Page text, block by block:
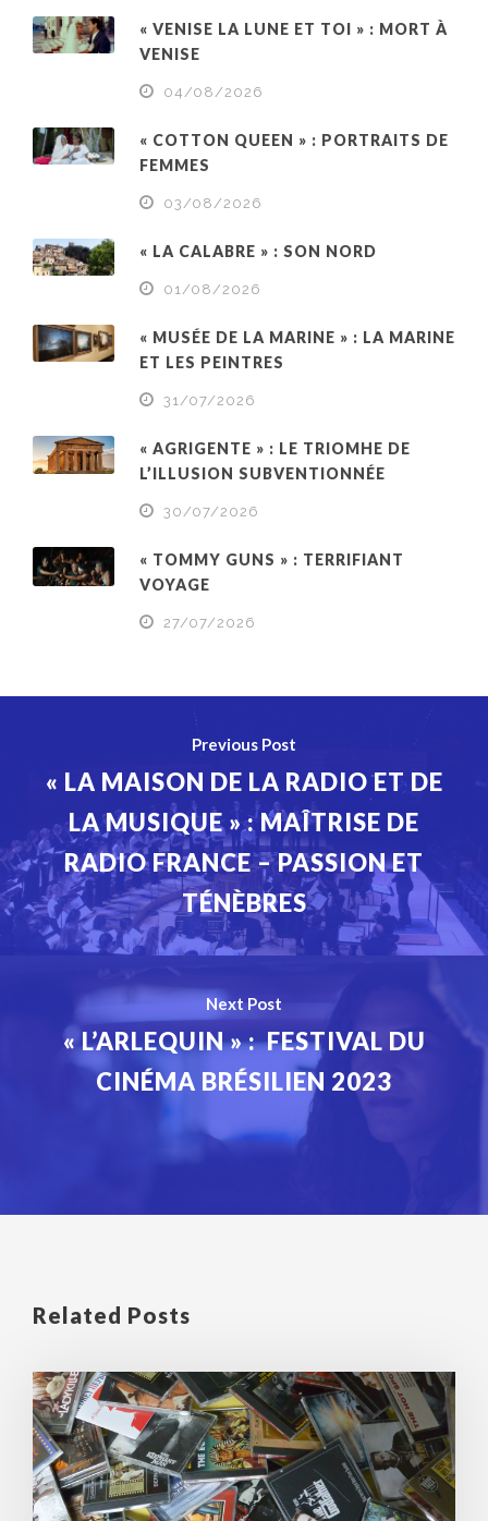
« VENISE LA LUNE ET TOI » : MORT À
VENISE
04/08/2026
« COTTON QUEEN » : PORTRAITS DE
FEMMES
03/08/2026
« LA CALABRE » : SON NORD
01/08/2026
« MUSÉE DE LA MARINE » : LA MARINE
ET LES PEINTRES
31/07/2026
« AGRIGENTE » : LE TRIOMHE DE
L’ILLUSION SUBVENTIONNÉE
30/07/2026
« TOMMY GUNS » : TERRIFIANT
VOYAGE
27/07/2026
Previous Post
« LA MAISON DE LA RADIO ET DE
LA MUSIQUE » : MAÎTRISE DE
RADIO FRANCE – PASSION ET
TÉNÈBRES
Next Post
« L’ARLEQUIN » : FESTIVAL DU
CINÉMA BRÉSILIEN 2023
Related Posts